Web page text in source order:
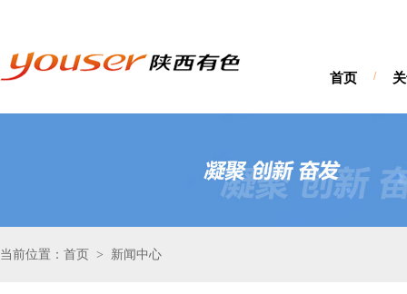
首页 /
当前位置：首页 > 新闻中心